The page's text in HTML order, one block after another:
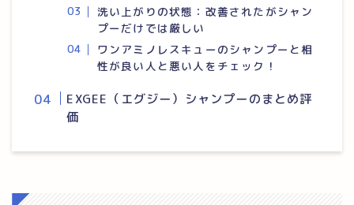
洗い上がりの状態：改善されたがシャン
プーだけでは厳しい
ワンアミノレスキューのシャンプーと相
性が良い人と悪い人をチェック！
EXGEE（エグジー）シャンプーのまとめ評
価